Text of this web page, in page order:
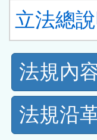
立法總
法
規
功
法規內
法規沿